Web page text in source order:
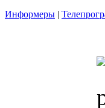
Информеры |